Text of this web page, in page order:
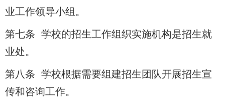
业工作领导小组。
第七条 学校的招生工作组织实施机构是招生就
业处。
第八条 学校根据需要组建招生团队开展招生宣
传和咨询工作。